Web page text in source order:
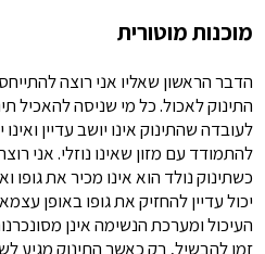
מוכנות מוטורית
הדבר הראשון שאליו אני רוצה
לעובדה שהתינוק אינו יושב עדיין
להתמודד עם מזון שאינו נוזלי. אני
כשתינוק נולד הוא אינו מכיר את גופו
יכול עדיין להחזיק את גופו באופן
העיכול ומערכת הנשימה אינן
זמן להבשיל, רק כאשר התינוק מגיע